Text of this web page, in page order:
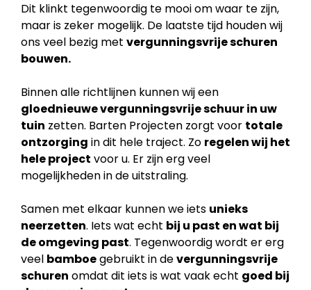
Dit klinkt tegenwoordig te mooi om waar te zijn,
maar is zeker mogelijk. De laatste tijd houden wij
ons veel bezig met vergunningsvrije schuren
bouwen.
Binnen alle richtlijnen kunnen wij een
gloednieuwe vergunningsvrije schuur in uw
tuin zetten. Barten Projecten zorgt voor totale
ontzorging in dit hele traject. Zo regelen wij het
hele project voor u. Er zijn erg veel
mogelijkheden in de uitstraling.
Samen met elkaar kunnen we iets unieks
neerzetten. Iets wat echt bij u past en wat bij
deomgeving past. Tegenwoordig wordt er erg
veel bamboegebruikt in devergunningsvrije
schuren omdat dit iets is wat vaak echt goed bij